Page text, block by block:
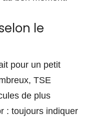
le
pour un petit
TSE
de plus
: toujours indiquer